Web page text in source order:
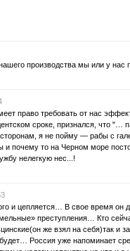
производства мы или у нас
право требовать от нас
сроке, признался, что "…
я не пойму — рабы с
и почему то на Черном море
нелегкую нес...!
и цепляется… В свое время он
преступления… Кто
же взял на себя)так и
Россия уже напоминает